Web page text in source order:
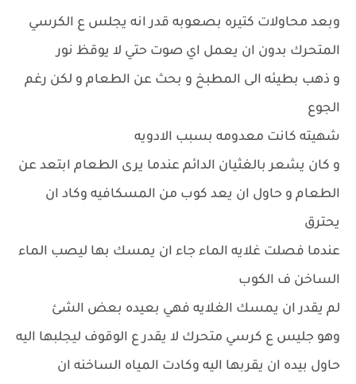
وبعد محاولات كتيره بصعوبه قدر انه يجلس ع الكرسي
المتحرك بدون ان يعمل اي صوت حتي لا يوقظ نور
و ذهب بطيئه الى المطبخ و بحث عن الطعام و لكن رغم
الجوع
شهيته كانت معدومه بسبب الادويه
و كان يشعر بالغثيان الدائم عندما يرى الطعام ابتعد عن
الطعام و حاول ان يعد كوب من المسكافيه وكاد ان
يحترق
عندما فصلت غلايه الماء جاء ان يمسك بها ليصب الماء
الساخن ف الكوب
لم يقدر ان يمسك الغلايه فهي بعيده بعض الشئ
وهو جليس ع كرسي متحرك لا يقدر ع الوقوف ليجلبها اليه
حاول بيده ان يقربها اليه وكادت المياه الساخنه ان